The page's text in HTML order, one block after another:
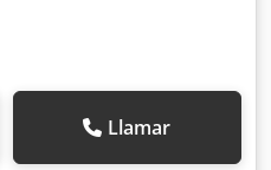
Llamar